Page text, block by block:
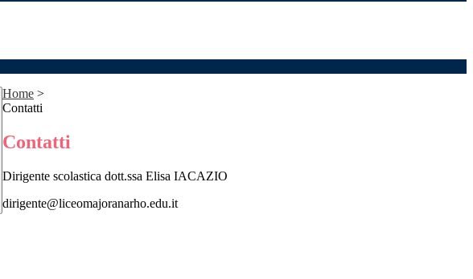
Home >
Contatti
Contatti
Dirigente scolastica dott.ssa Elisa IACAZIO
dirigente@liceomajoranarho.edu.it